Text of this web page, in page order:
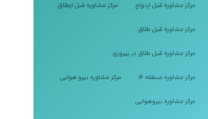
مرکز مشاوره قبل ازدواج مرکز مشاوره قبل ازطلاق
مرکز مشاوره قبل طلاق
مرکز مشاوره قبل طلاق در پیروزی
مرکز مشاوره منطقه ۱۴ مرکز مشاوره نیرو هوایی
مرکز مشاوره نیروهوایی